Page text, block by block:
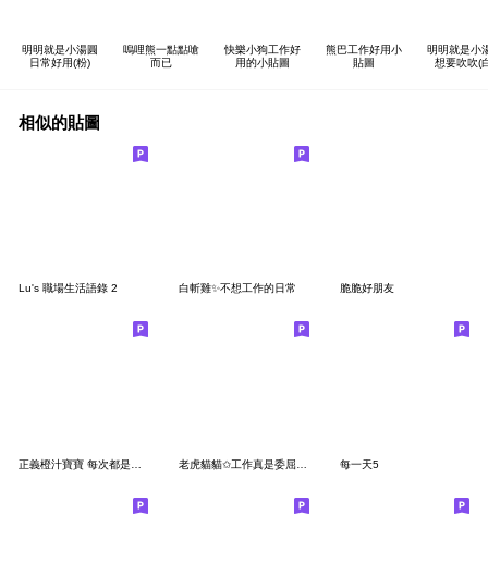
明明就是小湯圓
日常好用(粉)
嗚哩熊一點點嗆
而已
快樂小狗工作好
用的小貼圖
熊巴工作好用小
貼圖
明明就是小
想要吹吹(
相似的貼圖
Lu's 職場生活語錄 2 白斬雞✨不想工作的日常 脆脆好朋友
每一天5